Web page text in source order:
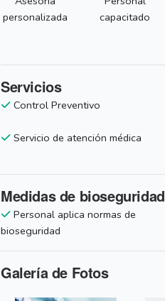
personalizada
capacitado
Servicios
Control Preventivo
Servicio de atención médica
Medidas de bioseguridad
Personal aplica normas de
bioseguridad
Galería de Fotos